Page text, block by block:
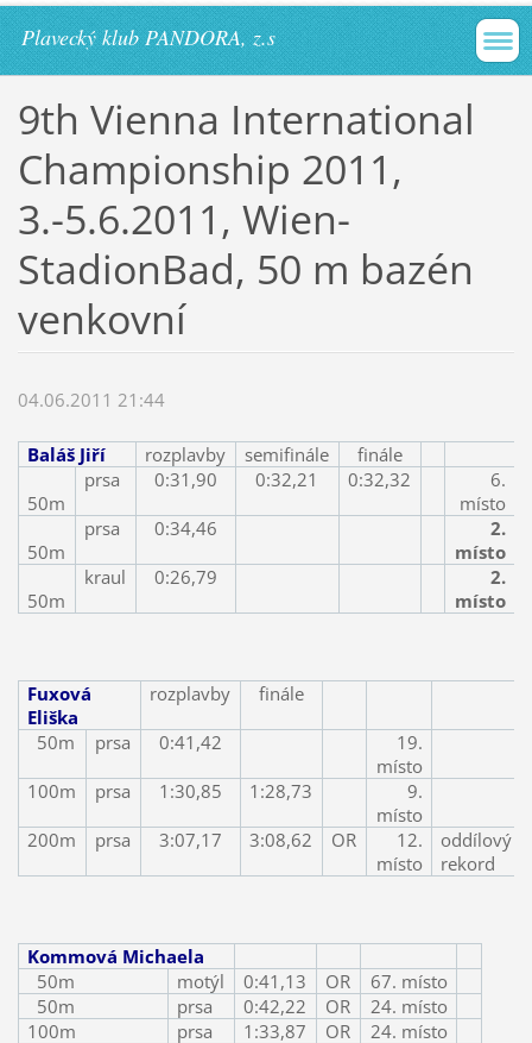
Plavecký klub PANDORA, z.s
9th Vienna International
Championship 2011,
3.-5.6.2011, Wien-
StadionBad, 50 m bazén
venkovní
04.06.2011 21:44
Baláš Jiří rozplavby semifinále finále
50m
prsa 0:31,90 0:32,21 0:32,32
6.
místo
50m
prsa 0:34,46
2.
místo
50m
kraul 0:26,79
2.
místo
Fuxová
Eliška
rozplavby finále
50m prsa 0:41,42
19.
místo
100m
prsa 1:30,85 1:28,73
9.
místo
200m
prsa 3:07,17 3:08,62 OR
12.
místo
oddílový
rekord
Kommová Michaela
50m
motýl 0:41,13 OR
67. místo
50m
prsa 0:42,22 OR
24. místo
100m
prsa 1:33,87 OR
24. místo